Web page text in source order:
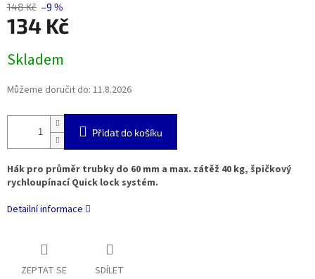
148 Kč –9 %
134 Kč
cena:
Skladem
Můžeme doručit do: 11.8.2026
Přidat do košíku
Hák pro průměr trubky do 60 mm a max. zátěž 40 kg, špičkový
rychloupínací Quick lock systém.
Detailní informace
ZEPTAT SE SDÍLET